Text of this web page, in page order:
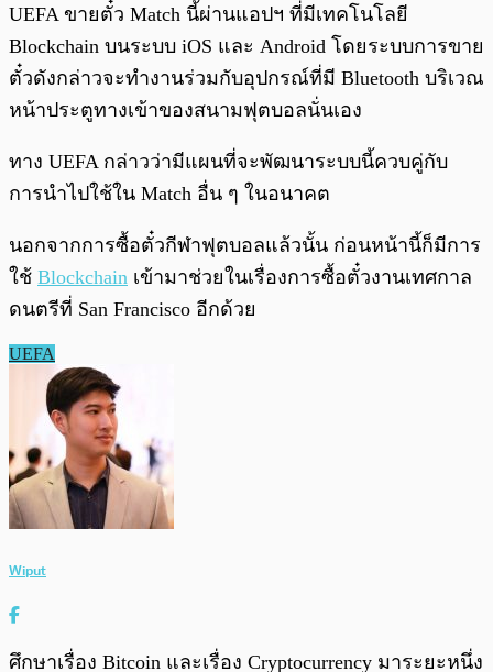
UEFA ขายตั๋ว Match นี้ผ่านแอปฯ ที่มีเทคโนโลยี
Blockchain บนระบบ iOS และ Android โดยระบบการขาย
ตั๋วดังกล่าวจะทำงานร่วมกับอุปกรณ์ที่มี Bluetooth บริเวณ
หน้าประตูทางเข้าของสนามฟุตบอลนั่นเอง
ทาง UEFA กล่าวว่ามีแผนที่จะพัฒนาระบบนี้ควบคู่กับ
การนำไปใช้ใน Match อื่น ๆ ในอนาคต
นอกจากการซื้อตั๋วกีฬาฟุตบอลแล้วนั้น ก่อนหน้านี้ก็มีการ
ใช้ Blockchain เข้ามาช่วยในเรื่องการซื้อตั๋วงานเทศกาล
ดนตรีที่ San Francisco อีกด้วย
UEFA
Wiput
ศึกษาเรื่อง Bitcoin และเรื่อง Cryptocurrency มาระยะหนึ่ง